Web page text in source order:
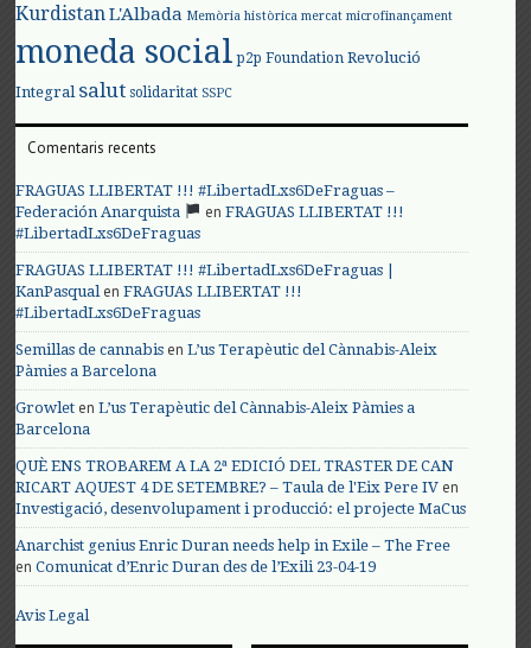
KurdistanL'Albada Memòria històrica mercat microfinançament
moneda social p2p Foundation Revolució
Integral salut solidaritat SSPC
Comentaris recents
FRAGUAS LLIBERTAT !!! #LibertadLxs6DeFraguas –
Federación Anarquista
enFRAGUAS LLIBERTAT !!!
#LibertadLxs6DeFraguas
FRAGUAS LLIBERTAT !!! #LibertadLxs6DeFraguas |
KanPasqualenFRAGUAS LLIBERTAT !!!
#LibertadLxs6DeFraguas
Semillas de cannabis enL’us Terapèutic del Cànnabis-Aleix
Pàmies a Barcelona
Growlet enL’us Terapèutic del Cànnabis-Aleix Pàmies a
Barcelona
QUÈ ENS TROBAREM A LA 2ª EDICIÓ DEL TRASTER DE CAN
RICART AQUEST 4 DE SETEMBRE? – Taula de l'Eix Pere IV en
Investigació, desenvolupament i producció: el projecte MaCus
Anarchist genius Enric Duran needs help in Exile – The Free
enComunicat d’Enric Duran des de l’Exili 23-04-19
Avis Legal